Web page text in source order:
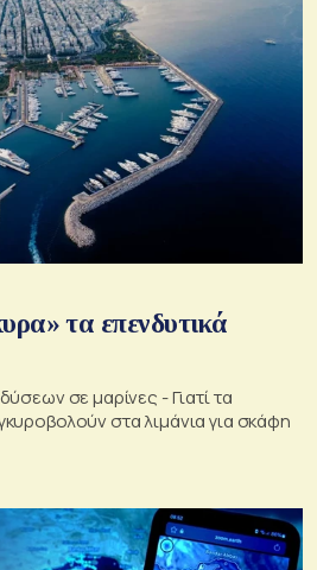
τα επενδυτικά
σε μαρίνες - Γιατί τα
στα λιμάνια για σκάφη